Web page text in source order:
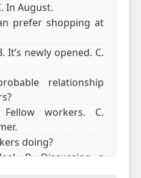
In August.
prefer shopping at
It’s newly opened. C.
relationship
workers. C.
doing?
B. Discussing a